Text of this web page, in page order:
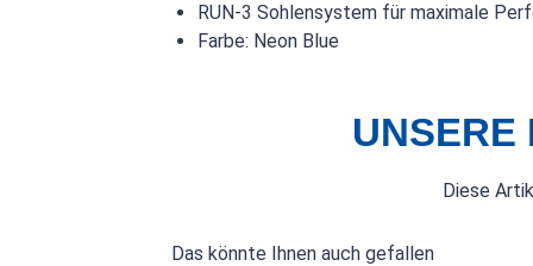
RUN-3 Sohlensystem für maximale
Farbe: Neon Blue
UNSERE
Diese
Das könnte Ihnen auch gefallen